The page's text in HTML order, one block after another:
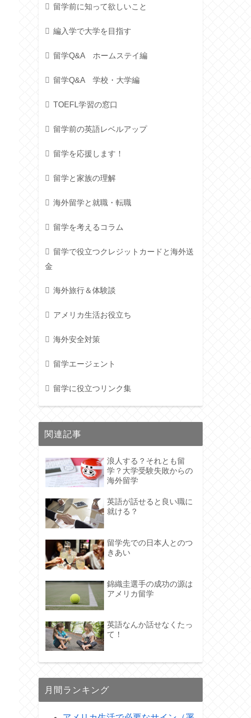
留学前に知って欲しいこと
編入学で大学を目指す
留学Q&A ホームステイ編
留学Q&A 学校・大学編
TOEFL学習の窓口
留学前の英語レベルアップ
留学を応援します！
留学と家族の理解
海外留学と就職・転職
留学を考えるコラム
留学で役立つクレジットカードと海外送
金
海外旅行＆体験談
アメリカ生活お役立ち
海外安全対策
留学エージェント
留学に役立つリンク集
関連記事
浪人する？それとも留
学？大学受験失敗からの
海外留学
英語が話せると良い職に
就ける？
留学先での日本人とのつ
きあい
錦織圭選手の成功の源は
アメリカ留学
英語なんか話せなくたっ
て！
月間ランキング